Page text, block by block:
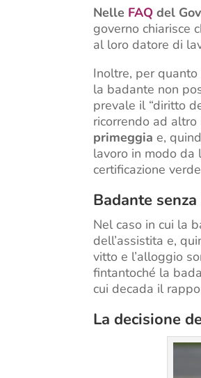
Nelle FAQ del
governo chiarisce
al loro datore di
Inoltre, per
la badante non
prevale il “diritto
ricorrendo ad altro
primeggia e,
lavoro in modo da
certificazione
Badante
Nel caso in cui la
dell’assistita e,
vitto e l’alloggio
fintantoché la
cui decada il
La decisione